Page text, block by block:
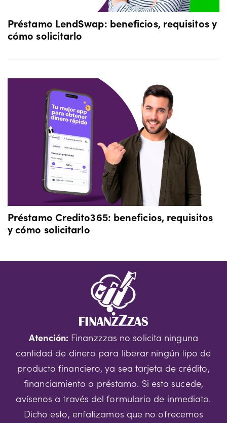
Préstamo LendSwap: beneficios, requisitos y
cómo solicitarlo
Préstamo Credito365: beneficios, requisitos
y cómo solicitarlo
Atención: Finanzzzas no solicita ninguna
cantidad de dinero para liberar ningún tipo de
producto financiero, ya sea tarjeta de crédito,
financiamiento o préstamo. Si esto sucede,
avísenos a través del formulario de inmediato.
Dicho esto, enfatizamos que no ofrecemos